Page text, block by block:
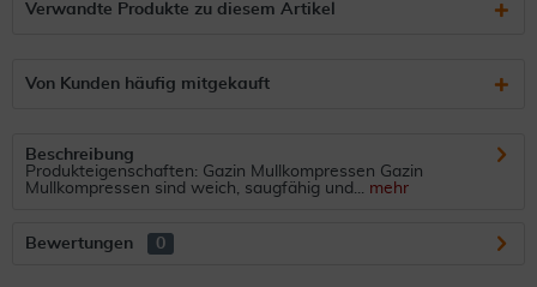
Verwandte Produkte zu diesem Artikel
Von Kunden häufig mitgekauft
Beschreibung
Produkteigenschaften: Gazin Mullkompressen Gazin
Mullkompressen sind weich, saugfähig und... mehr
Bewertungen 0